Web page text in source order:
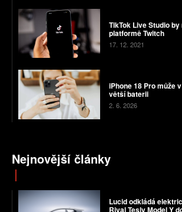
TikTok Live Studio
platformě Twitch
17. 12. 2021
iPhone 18 Pro může
větší baterii
2. 6. 2026
Nejnovější články
Lucid odkládá